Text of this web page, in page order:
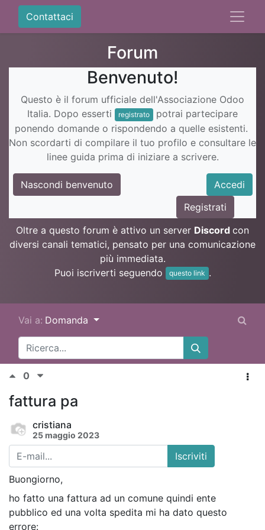
Contattaci
Forum
Benvenuto!
Questo è il forum ufficiale dell'Associazione Odoo
Italia. Dopo esserti
registrato
potrai partecipare
ponendo domande o rispondendo a quelle esistenti.
Non scordarti di compilare il tuo profilo e consultare le
linee guida prima di iniziare a scrivere.
Nascondi benvenuto
Accedi
Registrati
Oltre a questo forum è attivo un server Discord con
diversi canali tematici, pensato per una comunicazione
più immediata.
Puoi iscriverti seguendo
questo link .
Vai a: Domanda
0
fattura pa
cristiana
25 maggio 2023
Iscriviti
Buongiorno,
ho fatto una fattura ad un comune quindi ente
pubblico ed una volta spedita mi ha dato questo
errore: